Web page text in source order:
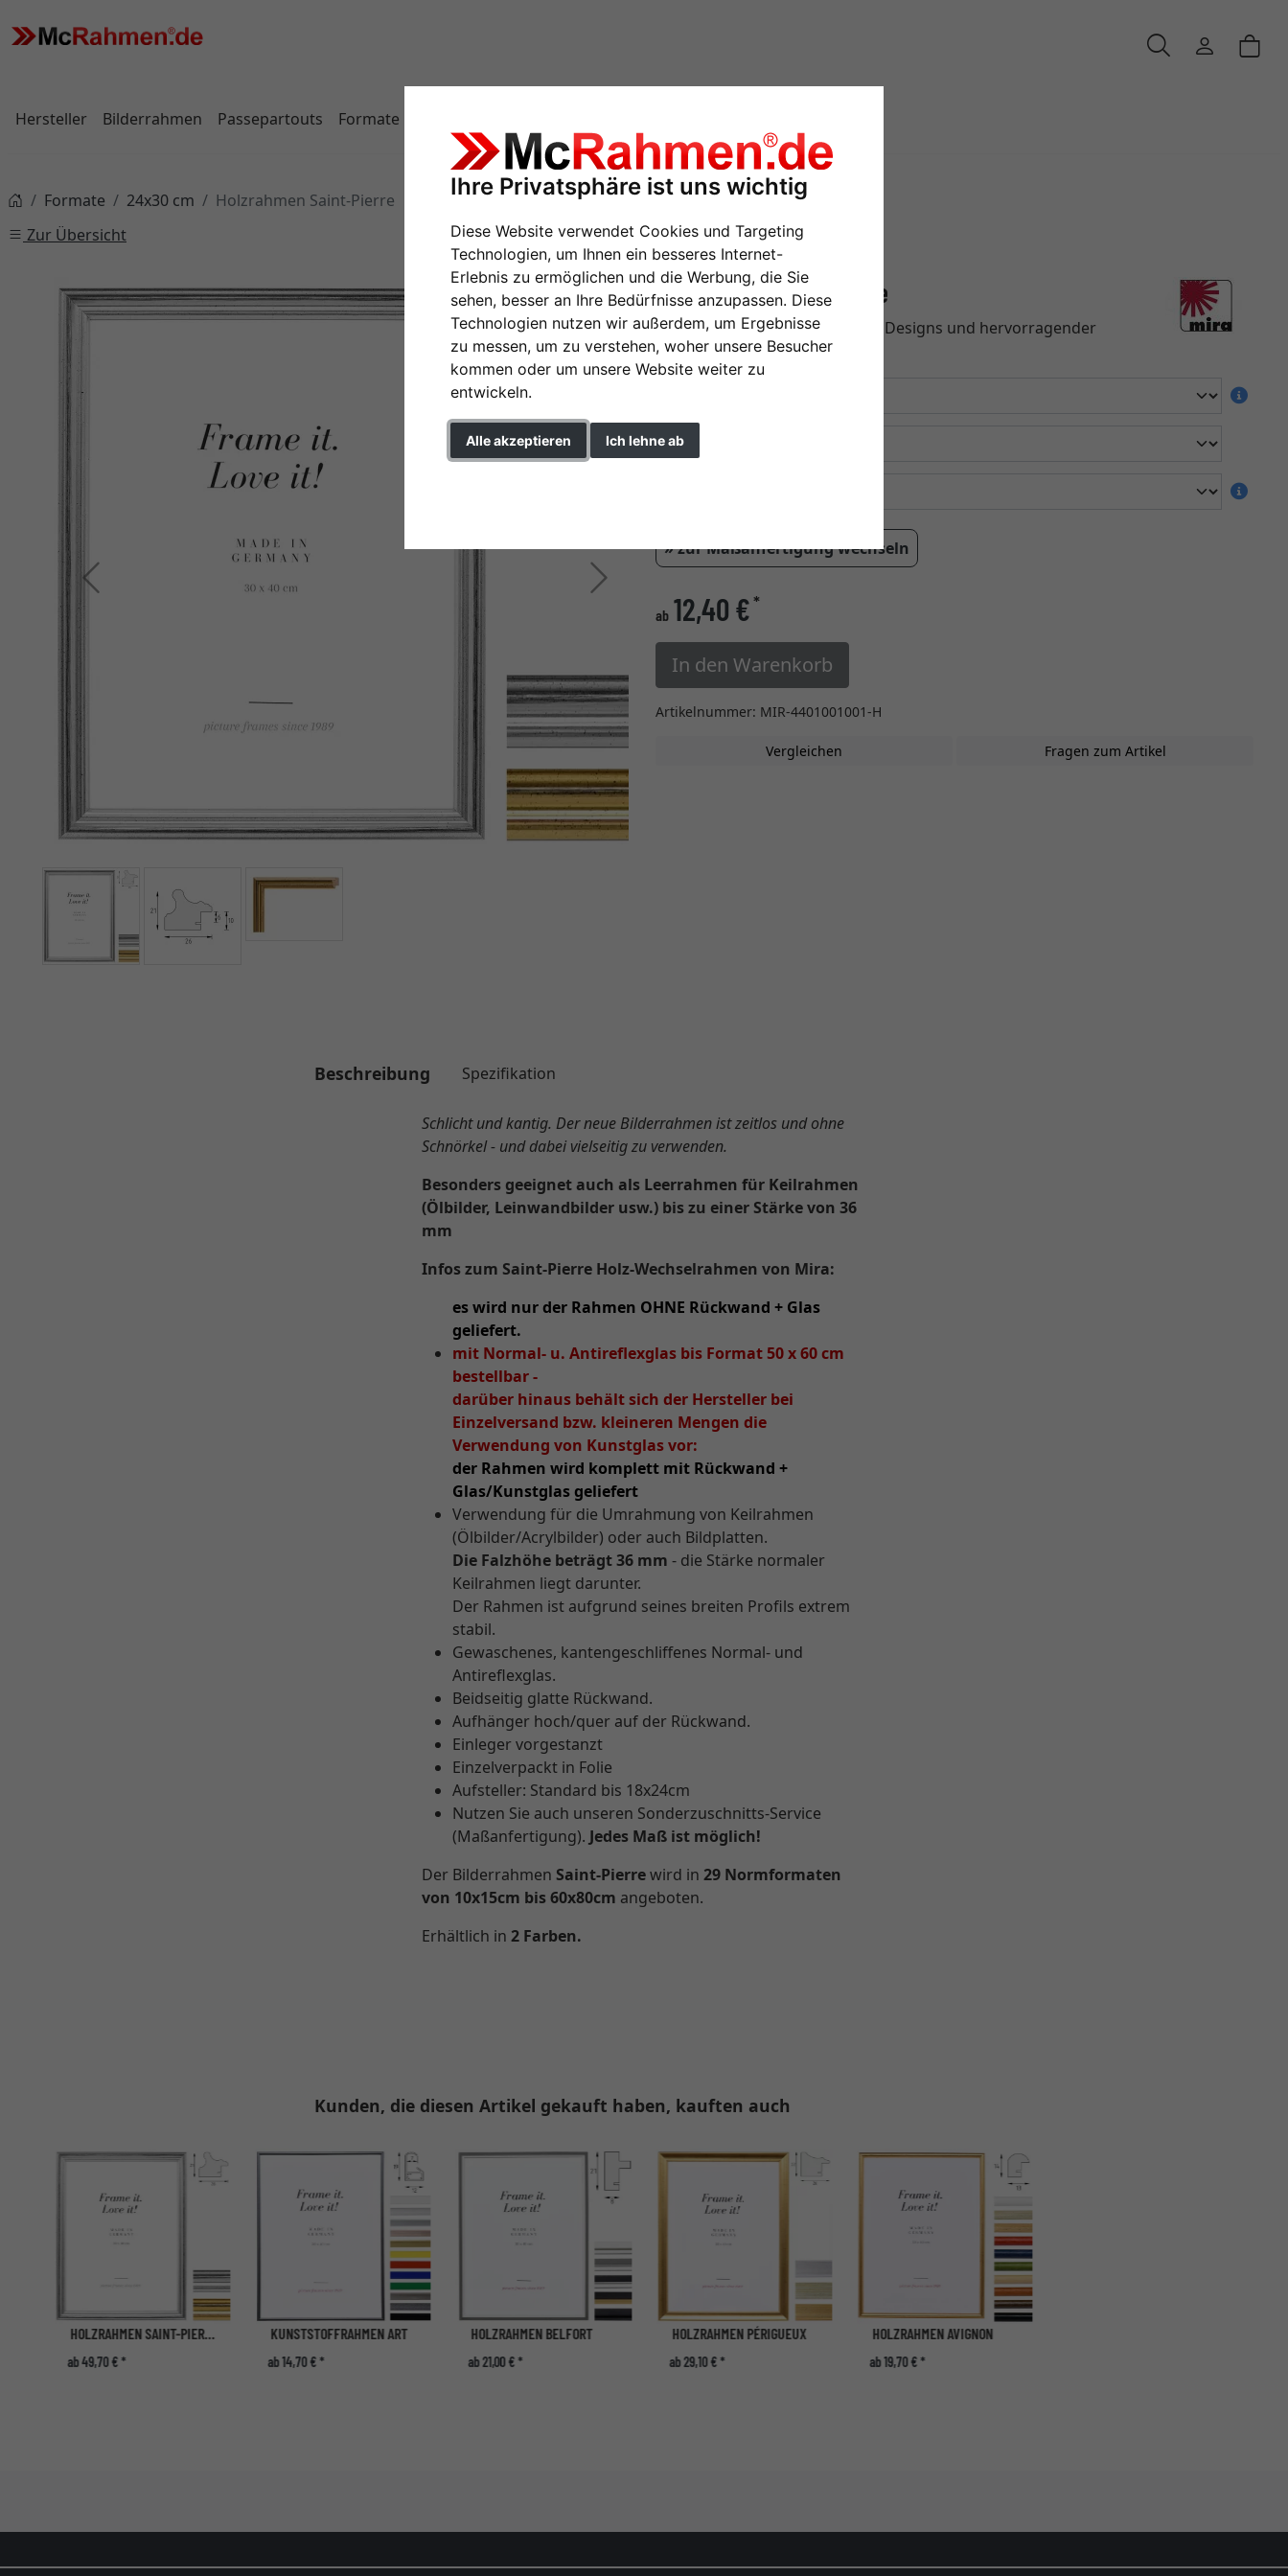
Ihre Privatsphäre ist uns wichtig
Diese Website verwendet Cookies und Targeting
Technologien, um Ihnen ein besseres Internet-
Erlebnis zu ermöglichen und die Werbung, die Sie
sehen, besser an Ihre Bedürfnisse anzupassen. Diese
Technologien nutzen wir außerdem, um Ergebnisse
zu messen, um zu verstehen, woher unsere Besucher
kommen oder um unsere Website weiter zu
entwickeln.
Alle akzeptieren Ich lehne ab
Hersteller Bilderrahmen Passepartouts Formate
Formate 24x30 cm
Holzrahmen Saint-Pierre
Zur Übersicht
Zurück Weiter
Holzrahmen Saint-Pierre
Holz-Bilderrahmen in aktuellen Designs und hervorragender
Qualität.
Farbe
» zur Maßanfertigung wechseln
ab 12,40 €*
In den Warenkorb
Artikelnummer: MIR-4401001001-H
Vergleichen Fragen zum Artikel
Beschreibung Spezifikation
Schlicht und kantig. Der neue Bilderrahmen ist zeitlos und ohne
Schnörkel - und dabei vielseitig zu verwenden.
Besonders geeignet auch als Leerrahmen für Keilrahmen
(Ölbilder, Leinwandbilder usw.) bis zu einer Stärke von 36
mm
Infos zum Saint-Pierre Holz-Wechselrahmen von Mira:
es wird nur der Rahmen OHNE Rückwand + Glas
geliefert.
mit Normal- u. Antireflexglas bis Format 50 x 60 cm
bestellbar -
darüber hinaus behält sich der Hersteller bei
Einzelversand bzw. kleineren Mengen die
Verwendung von Kunstglas vor:
der Rahmen wird komplett mit Rückwand +
Glas/Kunstglas geliefert
Verwendung für die Umrahmung von Keilrahmen
(Ölbilder/Acrylbilder) oder auch Bildplatten.
Die Falzhöhe beträgt 36 mm - die Stärke normaler
Keilrahmen liegt darunter.
Der Rahmen ist aufgrund seines breiten Profils extrem
stabil.
Gewaschenes, kantengeschliffenes Normal- und
Antireflexglas.
Beidseitig glatte Rückwand.
Aufhänger hoch/quer auf der Rückwand.
Einleger vorgestanzt
Einzelverpackt in Folie
Aufsteller: Standard bis 18x24cm
Nutzen Sie auch unseren Sonderzuschnitts-Service
(Maßanfertigung). Jedes Maß ist möglich!
Der Bilderrahmen Saint-Pierrewird in 29 Normformaten
von 10x15cm bis60x80cm angeboten.
Erhältlich in 2 Farben.
Kunden, die diesen Artikel gekauft haben, kauften auch
HOLZRAHMEN SAINT-PIERRE MASSANFERTIGUNG
ab 49,70 € *
KUNSTSTOFFRAHMEN ART
ab 14,70 € *
HOLZRAHMEN BELFORT
ab 21,00 € *
HOLZRAHMEN PÉRIGUEUX
ab 29,10 € *
HOLZRAHMEN AVIGNON
ab 19,70 € *